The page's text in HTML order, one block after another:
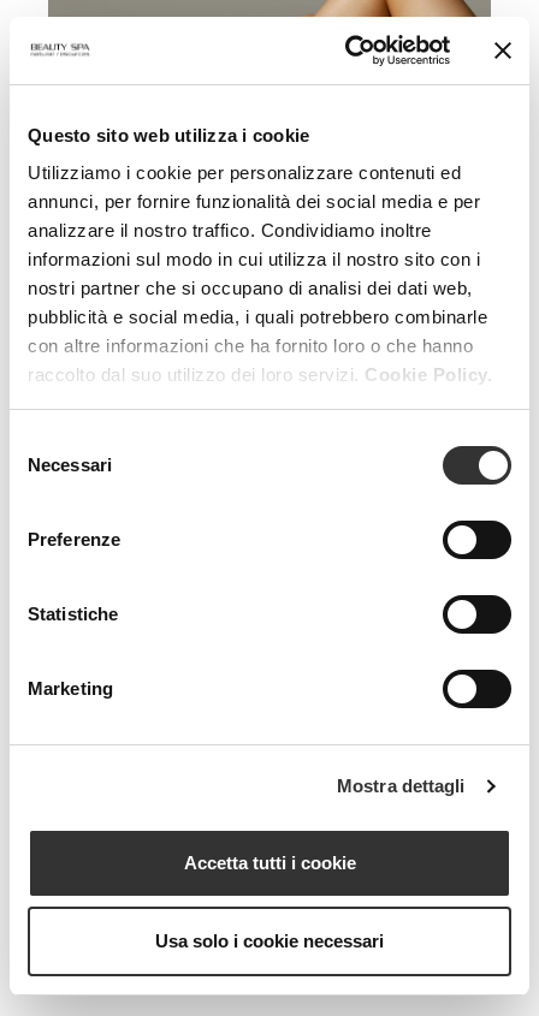
Questo sito web utilizza i cookie
Utilizziamo i cookie per personalizzare contenuti ed
annunci, per fornire funzionalità dei social media e per
analizzare il nostro traffico. Condividiamo inoltre
informazioni sul modo in cui utilizza il nostro sito con i
nostri partner che si occupano di analisi dei dati web,
pubblicità e social media, i quali potrebbero combinarle
con altre informazioni che ha fornito loro o che hanno
raccolto dal suo utilizzo dei loro servizi. Cookie Policy.
delNecessari
Preferenze
Statistiche
Marketing
Mostra dettagli
Accetta tutti i cookie
Usa solo i cookie necessari
Detox Slim
Intensive Slim
Over 50, intensivo rimodellante e snellente